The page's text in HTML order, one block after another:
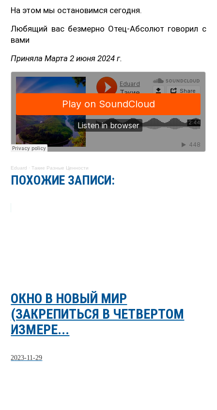
На этом мы остановимся сегодня.
Любящий вас безмерно Отец-Абсолют говорил с
вами
Приняла Марта 2 июня 2024 г.
Eduard ·Такие Разные Ценности
ПОХОЖИЕ ЗАПИСИ:
ОКНО В НОВЫЙ МИР
(ЗАКРЕПИТЬСЯ В ЧЕТВЕРТОМ
ИЗМЕРЕ...
2023-11-29